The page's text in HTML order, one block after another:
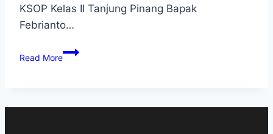
KSOP Kelas II Tanjung Pinang Bapak
Febrianto…
Read More